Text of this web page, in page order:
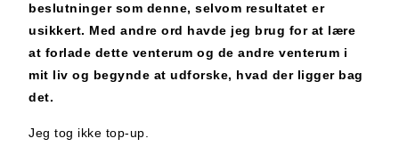
beslutninger som denne, selvom resultatet er
usikkert. Med andre ord havde jeg brug for at lære
at forlade dette venterum og de andre venterum i
mit liv og begynde at udforske, hvad der ligger bag
det.
Jeg tog ikke top-up.